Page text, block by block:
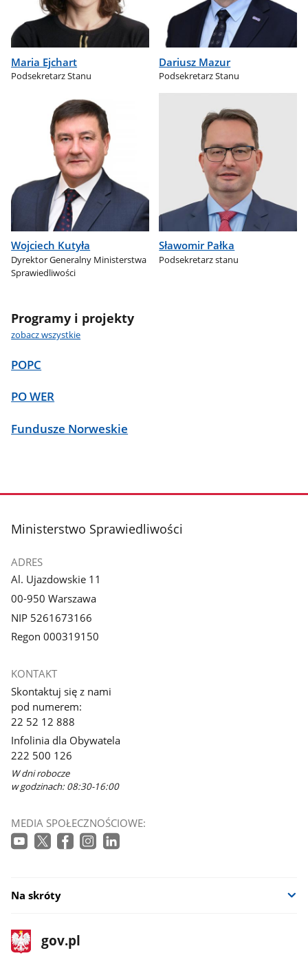
Maria Ejchart
Podsekretarz Stanu
Dariusz Mazur
Podsekretarz Stanu
Wojciech Kutyła
Dyrektor Generalny Ministerstwa
Sprawiedliwości
Sławomir Pałka
Podsekretarz stanu
Programy i projekty
zobacz wszystkie
POPC
PO WER
Fundusze Norweskie
stopka
Ministerstwo Sprawiedliwości
ADRES
Al. Ujazdowskie 11
00-950 Warszawa
NIP 5261673166
Regon 000319150
KONTAKT
Skontaktuj się z nami
pod numerem:
22 52 12 888
Infolinia dla Obywatela
222 500 126
W dni robocze
w godzinach: 08:30-16:00
MEDIA SPOŁECZNOŚCIOWE:
Na skróty
stopka
gov.pl
Strona
gov.pl